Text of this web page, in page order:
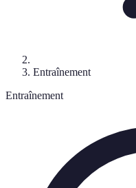
Entraînement
Entraînement